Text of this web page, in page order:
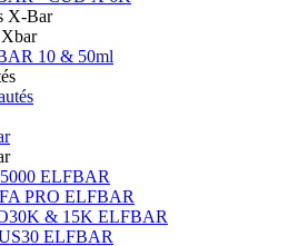
X-Bar
10 & 50ml
ELFBAR
PRO ELFBAR
& 15K ELFBAR
ELFBAR